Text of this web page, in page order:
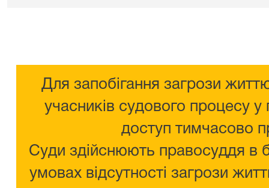
Для запобігання загрози
учасників судового процесу у
доступ тимчасово
Суди здійснюють правосуддя в
умовах відсутності загрози